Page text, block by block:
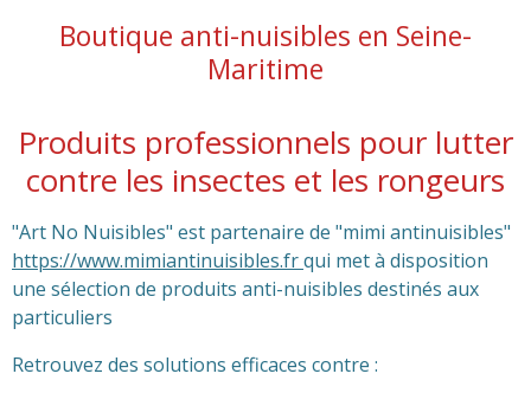
Boutique anti-nuisibles en Seine-
Maritime
Produits professionnels pour lutter
contre les insectes et les rongeurs
"Art No Nuisibles" est partenaire de "mimi antinuisibles"
https://www.mimiantinuisibles.frqui met à disposition
une sélection de produits anti-nuisibles destinés aux
particuliers
Retrouvez des solutions efficaces contre :